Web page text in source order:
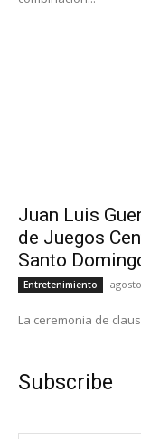
Juan Luis
de Juegos
Santo
Entretenimiento
La ceremonia de
Subscribe